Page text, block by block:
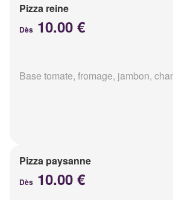
Pizza reine
Dès 10.00 €
Base tomate, fromage, jambon,
Pizza paysanne
Dès 10.00 €